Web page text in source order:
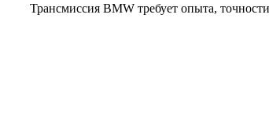
Трансмиссия BMW требует опыта,